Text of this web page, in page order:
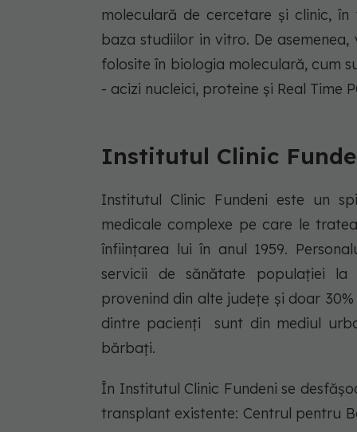
moleculară de cercetare și clinic,
baza studiilor in vitro. De
folosite în biologia moleculară, cum
- acizi nucleici, proteine și Real Time
Institutul Clinic
Institutul Clinic Fundeni este un
medicale complexe pe care le
înființarea lui în anul 1959.
servicii de sănătate populației la
provenind din alte județe și doar
dintre pacienți sunt din mediul
bărbați.
În Institutul Clinic Fundeni se
transplant existente: Centrul pentru